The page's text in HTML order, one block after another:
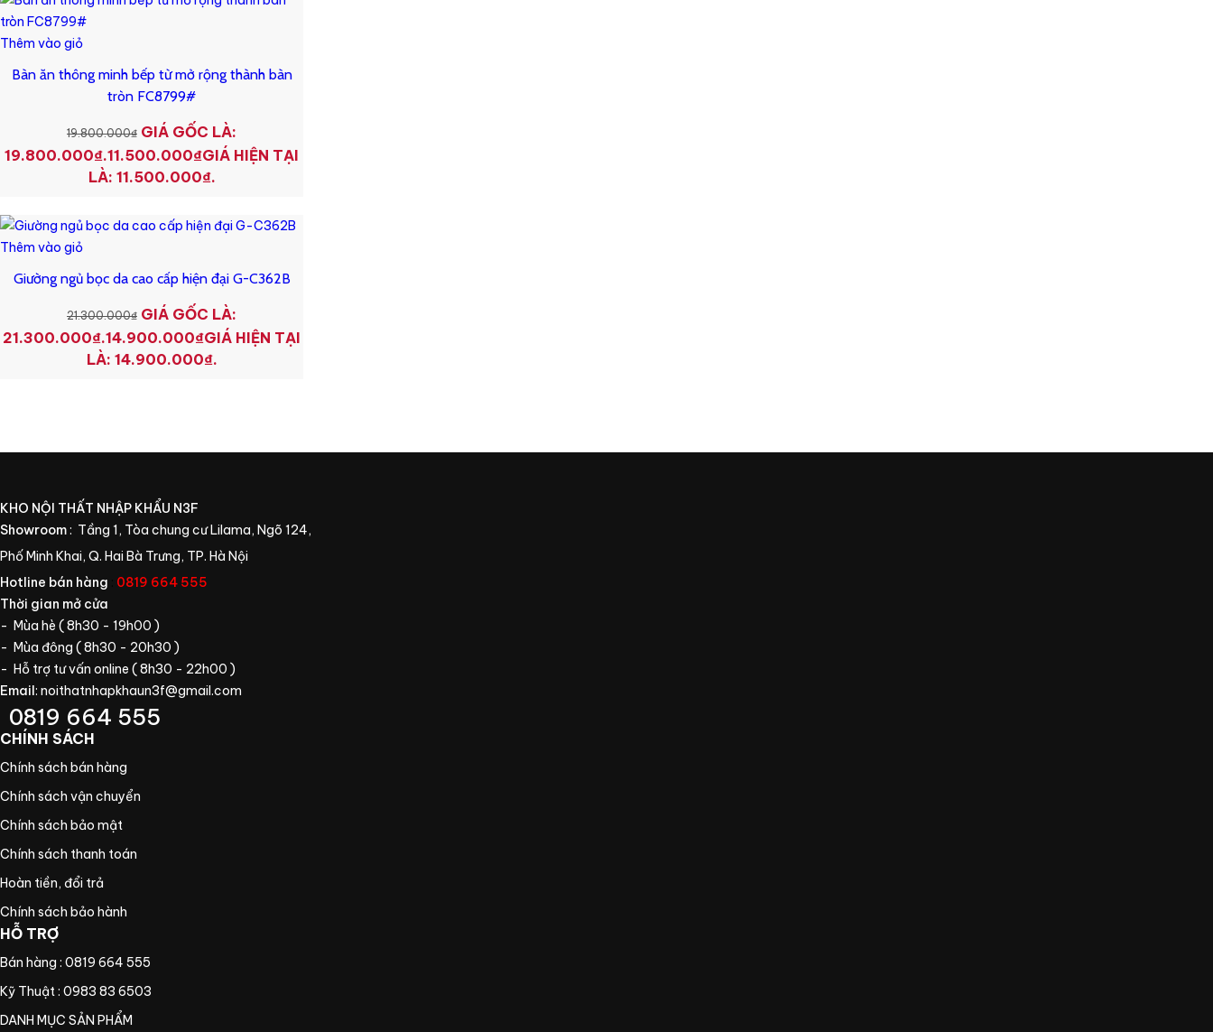
Thêm vào giỏ
Bàn ăn thông minh bếp từ mở rộng thành bàn
tròn FC8799#
19.800.000₫ GIÁ GỐC LÀ:
19.800.000₫.11.500.000₫GIÁ HIỆN TẠI
LÀ: 11.500.000₫.
Thêm vào giỏ
Giường ngủ bọc da cao cấp hiện đại G-C362B
21.300.000₫ GIÁ GỐC LÀ:
21.300.000₫.14.900.000₫GIÁ HIỆN TẠI
LÀ: 14.900.000₫.
KHO NỘI THẤT NHẬP KHẨU N3F
Showroom: Tầng 1, Tòa chung cư Lilama, Ngõ 124,
Phố Minh Khai, Q. Hai Bà Trưng, TP. Hà Nội
Hotline bán hàng
0819 664 555
Thời gian mở cửa
- Mùa hè ( 8h30 - 19h00 )
- Mùa đông ( 8h30 - 20h30 )
- Hỗ trợ tư vấn online ( 8h30 - 22h00 )
Email: noithatnhapkhaun3f@gmail.com
0819 664 555
CHÍNH SÁCH
Chính sách bán hàng
Chính sách vận chuyển
Chính sách bảo mật
Chính sách thanh toán
Hoàn tiền, đổi trả
Chính sách bảo hành
HỖ TRỢ
Bán hàng : 0819 664 555
Kỹ Thuật : 0983 83 6503
DANH MỤC SẢN PHẨM